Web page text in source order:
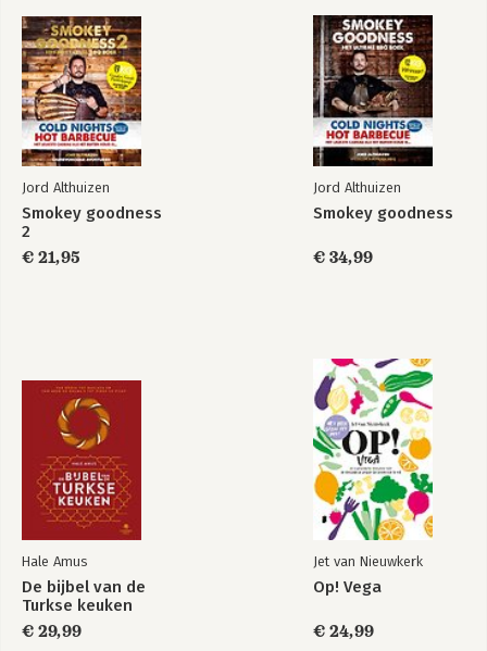
Smokey goodness
2
Winter BBQ
Groot dankie aan 224
Jord Althuizen
Smokey goodness
2
€ 21,95
Jord Althuizen
Smokey goodness
€ 34,99
Hale Amus
De bijbel van de
Turkse keuken
€ 29,99
Jet van Nieuwkerk
Op! Vega
€ 24,99